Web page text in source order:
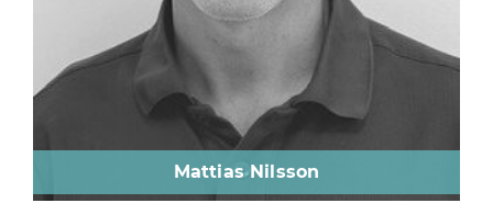
Mattias Nilsson